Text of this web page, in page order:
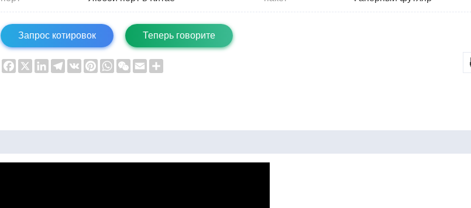
Запрос котировок Теперь говорите
Facebook
X LinkedInTelegram
VK Pinterest
WhatsApp
WeChat
Email